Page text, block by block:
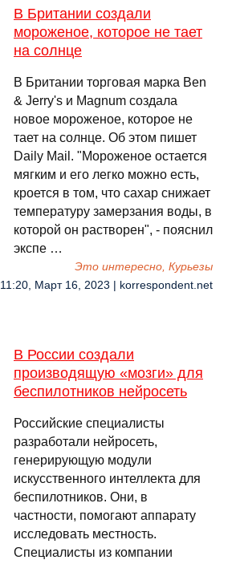
В Британии создали
мороженое, которое не тает
на солнце
В Британии торговая марка Ben
& Jerry's и Magnum создала
новое мороженое, которое не
тает на солнце. Об этом пишет
Daily Мail. "Мороженое остается
мягким и его легко можно есть,
кроется в том, что сахар снижает
температуру замерзания воды, в
которой он растворен", - пояснил
экспе …
Это интересно, Курьезы
11:20, Март 16, 2023 | korrespondent.net
В России создали
производящую «мозги» для
беспилотников нейросеть
Российские специалисты
разработали нейросеть,
генерирующую модули
искусственного интеллекта для
беспилотников. Они, в
частности, помогают аппарату
исследовать местность.
Специалисты из компании